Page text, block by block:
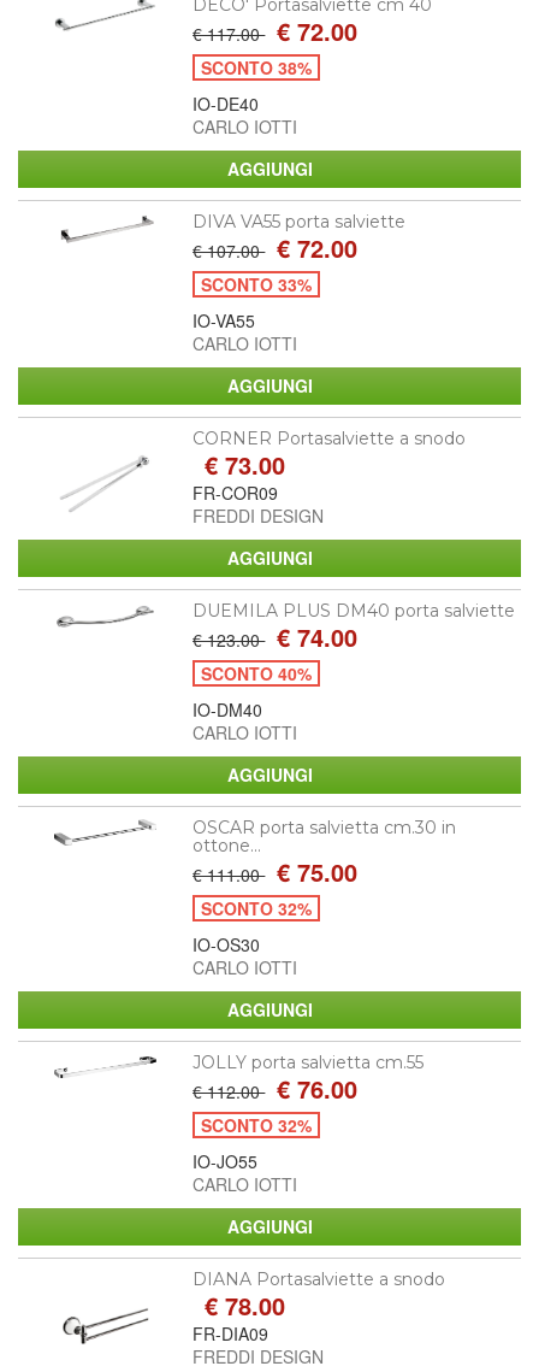
DECO' Portasalviette cm 40
€ 117.00 € 72.00
SCONTO 38%
IO-DE40
CARLO IOTTI
DIVA VA55 porta salviette
€ 107.00 € 72.00
SCONTO 33%
IO-VA55
CARLO IOTTI
CORNER Portasalviette a snodo
€ 73.00
FR-COR09
FREDDI DESIGN
DUEMILA PLUS DM40 porta salviette
€ 123.00 € 74.00
SCONTO 40%
IO-DM40
CARLO IOTTI
OSCAR porta salvietta cm.30 in
ottone...
€ 111.00 € 75.00
SCONTO 32%
IO-OS30
CARLO IOTTI
JOLLY porta salvietta cm.55
€ 112.00 € 76.00
SCONTO 32%
IO-JO55
CARLO IOTTI
DIANA Portasalviette a snodo
€ 78.00
FR-DIA09
FREDDI DESIGN